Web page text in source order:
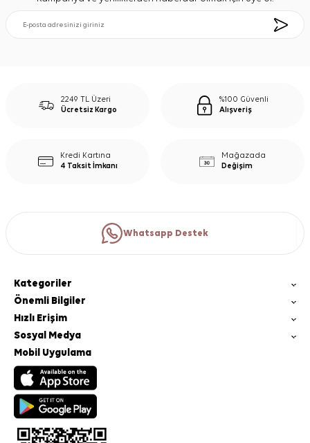
2249 TL Üzeri
Ücretsiz Kargo
%100 Güvenli
Alışveriş
Kredi Kartına
4 Taksit İmkanı
Mağazada
Değişim
Whatsapp Destek
Kategoriler
Önemli Bilgiler
Hızlı Erişim
Sosyal Medya
Mobil Uygulama